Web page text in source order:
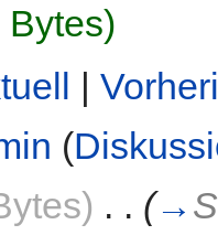
Bytes)
|
(
. . (→